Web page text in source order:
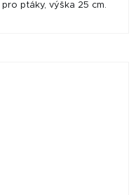
pro ptáky, výška 25 cm.